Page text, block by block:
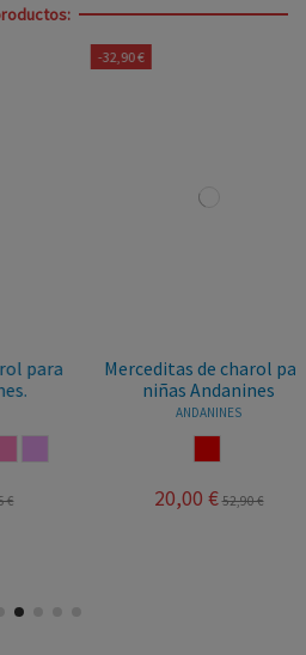
-32,90 €
Merceditas de charol para
niñas Andanines
ANDANINES
20,00 € 52,90 €